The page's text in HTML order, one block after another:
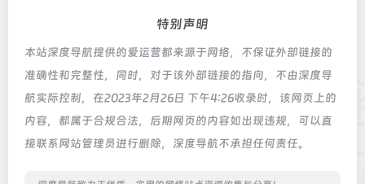
特别声明
本站深度导航提供的爱运营都来源于网络，不保证外部链接的
准确性和完整性，同时，对于该外部链接的指向，不由深度导
航实际控制，在2023年2月26日 下午4:26收录时，该网页上的
内容，都属于合规合法，后期网页的内容如出现违规，可以直
接联系网站管理员进行删除，深度导航不承担任何责任。